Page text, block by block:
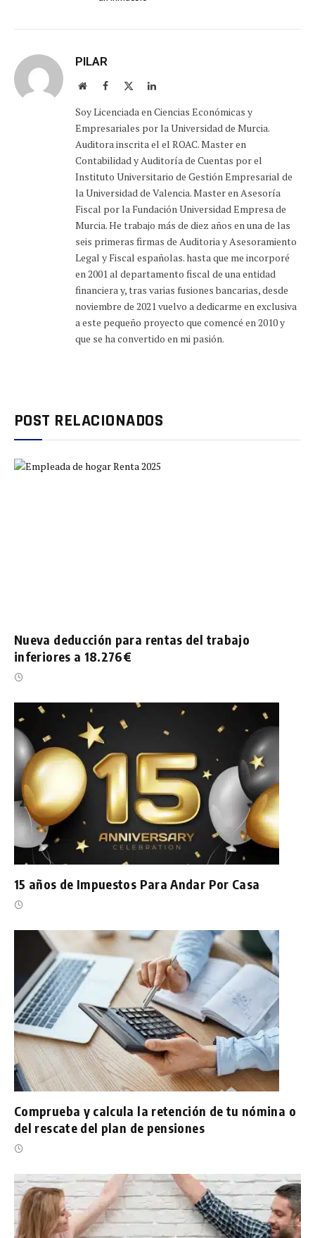
PILAR
Sitio Facebook LinkedIn
Soy Licenciada en Ciencias Económicas y
Empresariales por la Universidad de Murcia.
Auditora inscrita el el ROAC. Master en
Contabilidad y Auditoría de Cuentas por el
Instituto Universitario de Gestión Empresarial de
la Universidad de Valencia. Master en Asesoría
Fiscal por la Fundación Universidad Empresa de
Murcia. He trabajo más de diez años en una de las
seis primeras firmas de Auditoria y Asesoramiento
Legal y Fiscal españolas. hasta que me incorporé
en 2001 al departamento fiscal de una entidad
financiera y, tras varias fusiones bancarias, desde
noviembre de 2021 vuelvo a dedicarme en exclusiva
a este pequeño proyecto que comencé en 2010 y
que se ha convertido en mi pasión.
POST RELACIONADOS
Nueva deducción para rentas del trabajo
inferiores a 18.276€
15 años de Impuestos Para Andar Por Casa
Comprueba y calcula la retención de tu nómina o
del rescate del plan de pensiones